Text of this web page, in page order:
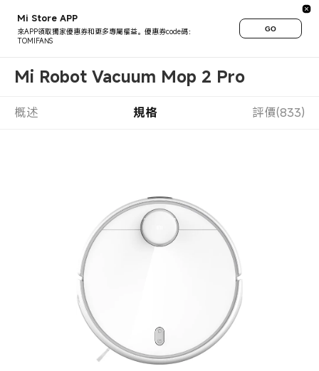
Mi Store APP
來APP領取獨家優惠券和更多專屬權益。優惠券code碼：
TOMIFANS
GO
Mi Robot Vacuum Mop 2 Pro
概述 規格 評價(833)